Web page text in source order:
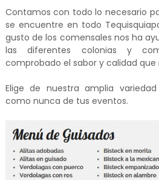
Contamos con todo lo necesario
se encuentre en todo
gusto de los comensales nos ha
las diferentes colonias y
comprobado el sabor y calidad que
Elige de nuestra amplia
como nunca de tus eventos.